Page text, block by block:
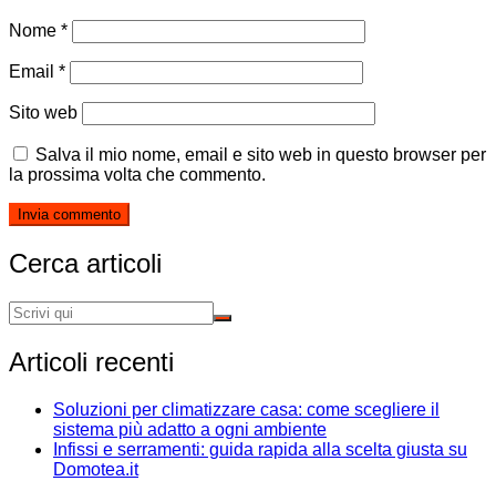
Nome *
Email *
Sito web
Salva il mio nome, email e sito web in questo browser per
la prossima volta che commento.
Cerca articoli
Articoli recenti
Soluzioni per climatizzare casa: come scegliere il
sistema più adatto a ogni ambiente
Infissi e serramenti: guida rapida alla scelta giusta su
Domotea.it